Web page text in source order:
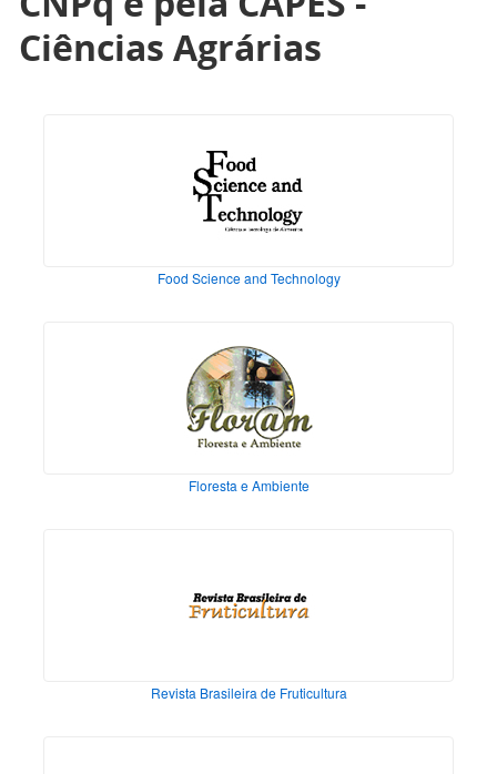
Ciências Agrárias
Food Science and Technology
Floresta e Ambiente
Revista Brasileira de Fruticultura